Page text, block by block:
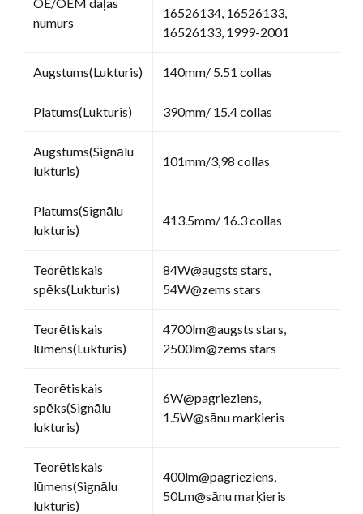
numurs
16526134, 16526133,
16526133, 1999-2001
Augstums(Lukturis) 140mm/ 5.51 collas
Platums(Lukturis) 390mm/ 15.4 collas
Augstums(Signālu
lukturis)
101mm/3,98 collas
Platums(Signālu
lukturis)
413.5mm/ 16.3 collas
Teorētiskais
spēks(Lukturis)
84W@augsts stars,
54W@zems stars
Teorētiskais
lūmens(Lukturis)
4700lm@augsts stars,
2500lm@zems stars
Teorētiskais
spēks(Signālu
lukturis)
6W@pagrieziens,
1.5W@sānu marķieris
Teorētiskais
lūmens(Signālu
lukturis)
400lm@pagrieziens,
50Lm@sānu marķieris